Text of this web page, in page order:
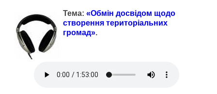
Тема: «Обмін досвідом щодо
створення територіальних
громад».